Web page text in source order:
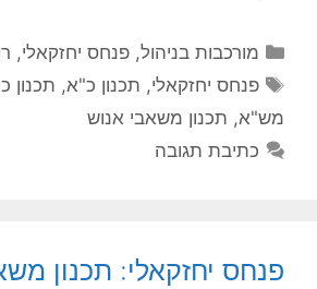
קטגוריות
מורכבות בניהול,פנחס יחזקאלי,
תגיות
פנחס יחזקאלי, תכנון כ"א, תכנון
מש"א, תכנון משאבי אנוש
כתיבת תגובה
פנחס יחזקאלי: תכנון